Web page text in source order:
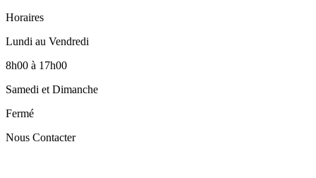
Horaires
Lundi au Vendredi
8h00 à 17h00
Samedi et Dimanche
Fermé
Nous Contacter